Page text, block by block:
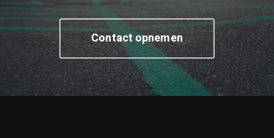
Contact opnemen